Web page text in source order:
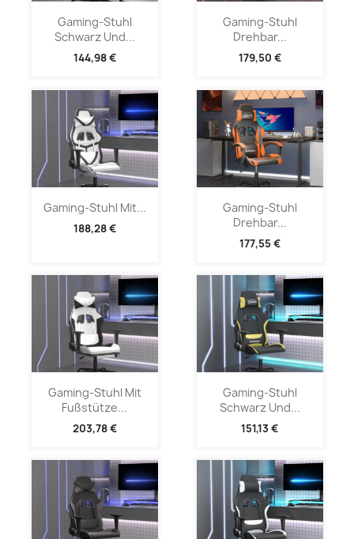
Gaming-Stuhl
Schwarz Und...
144,98 €
Gaming-Stuhl
Drehbar...
179,50 €
Gaming-Stuhl Mit...
188,28 €
Gaming-Stuhl
Drehbar...
177,55 €
Gaming-Stuhl Mit
Fußstütze...
203,78 €
Gaming-Stuhl
Schwarz Und...
151,13 €